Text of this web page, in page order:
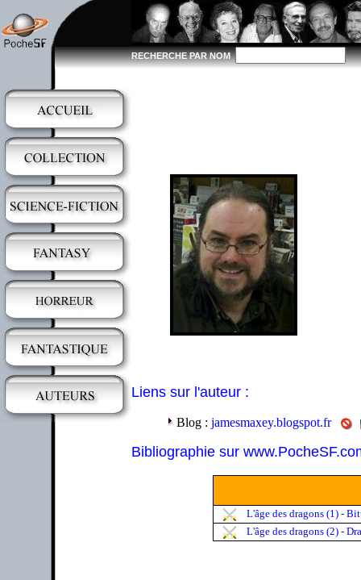
RECHERCHE PAR NOM
Liens sur l'auteur :
Blog : jamesmaxey.blogspot.fr
Bibliographie sur
L'âge des dragons (1) -
L'âge des dragons (2) -